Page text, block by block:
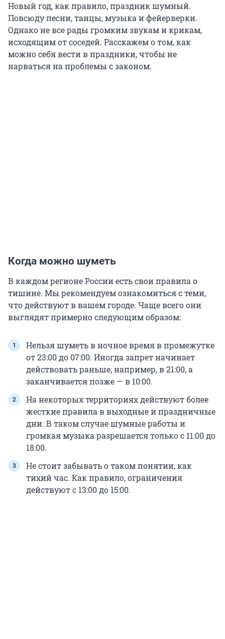
Новый год, как правило, праздник шумный.
Повсюду песни, танцы, музыка и фейерверки.
Однако не все рады громким звукам и крикам,
исходящим от соседей. Расскажем о том, как
можно себя вести в праздники, чтобы не
нарваться на проблемы с законом.
Когда можно шуметь
В каждом регионе России есть свои правила о
тишине. Мы рекомендуем ознакомиться с теми,
что действуют в вашем городе. Чаще всего они
выглядят примерно следующим образом:
Нельзя шуметь в ночное время в промежутке
от 23:00 до 07:00. Иногда запрет начинает
действовать раньше, например, в 21:00, а
заканчивается позже — в 10:00.
На некоторых территориях действуют более
жесткие правила в выходные и праздничные
дни. В таком случае шумные работы и
громкая музыка разрешается только с 11:00 до
18:00.
Не стоит забывать о таком понятии, как
тихий час. Как правило, ограничения
действуют с 13:00 до 15:00.